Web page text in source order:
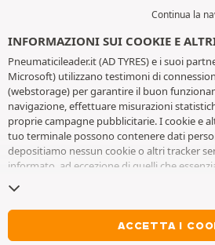
Continua la
INFORMAZIONI SUI COOKIE E
Pneumaticileader.it (AD TYRES) e i suoi
Microsoft) utilizzano testimoni di
(webstorage) per garantire il buon
navigazione, effettuare misurazioni
proprie campagne pubblicitarie. I cookie e
tuo terminale possono contenere dati
depositiamo nessun cookie o altri tracker
informato, ad eccezione di quelli che
in qualsiasi momento andando alla
scegliere di continuare a navigare senza
altri tracker. Il rifiuto non impedisce l'accesso
maggiori informazioni, visitala pagina
ACCETTA I